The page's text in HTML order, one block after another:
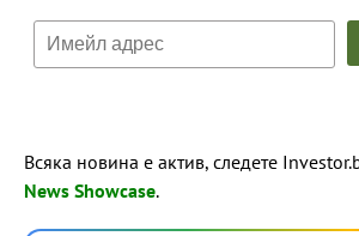
Всяка новина е актив, следете
News Showcase.